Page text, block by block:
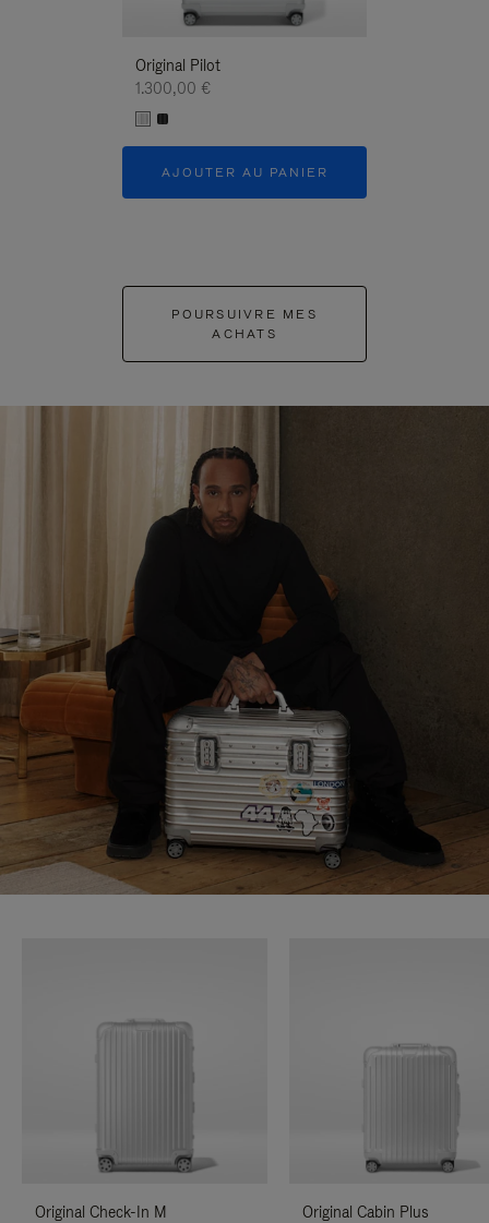
Original Pilot
1.300,00 €
AJOUTER AU PANIER
POURSUIVRE MES
ACHATS
Original Check-In M
Original Cabin Plus